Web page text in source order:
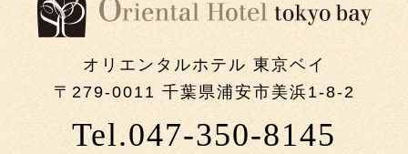
オリエンタルホテル 東京ベイ
〒279-0011 千葉県浦安市美浜1-8-2
Tel.047-350-8145